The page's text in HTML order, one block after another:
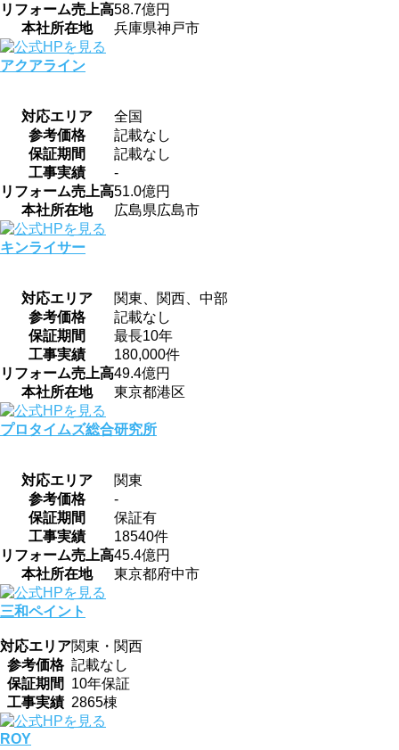
リフォーム売上高58.7億円
本社所在地
兵庫県神戸市
アクアライン
対応エリア
全国
参考価格
記載なし
保証期間
記載なし
工事実績
-
リフォーム売上高51.0億円
本社所在地
広島県広島市
キンライサー
対応エリア
関東、関西、中部
参考価格
記載なし
保証期間
最長10年
工事実績
180,000件
リフォーム売上高49.4億円
本社所在地
東京都港区
プロタイムズ総合研究所
対応エリア
関東
参考価格
-
保証期間
保証有
工事実績
18540件
リフォーム売上高45.4億円
本社所在地
東京都府中市
三和ペイント
対応エリア関東・関西
参考価格 記載なし
保証期間
10年保証
工事実績 2865棟
ROY